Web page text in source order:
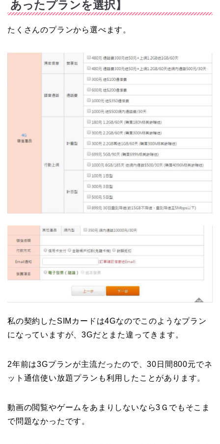
あったプランを選択】
たくさんのプランから選べます。
私の契約したSIMカードは4Gなのでこのようなプラン
になっていますが、3Gだとまた違ってきます。
2年前は3Gプランが主流だったので、30日間800元でネ
ット通信使い放題プランも利用したことがあります。
動画の閲覧やゲームをあまりしないなら3Ｇでもそこま
で問題なかったです。